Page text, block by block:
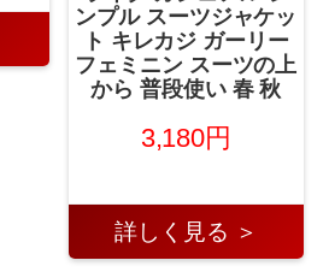
ンプル スーツジャケッ
ト キレカジ ガーリー
フェミニン スーツの上
から 普段使い 春 秋
3,180円
詳しく見る ＞